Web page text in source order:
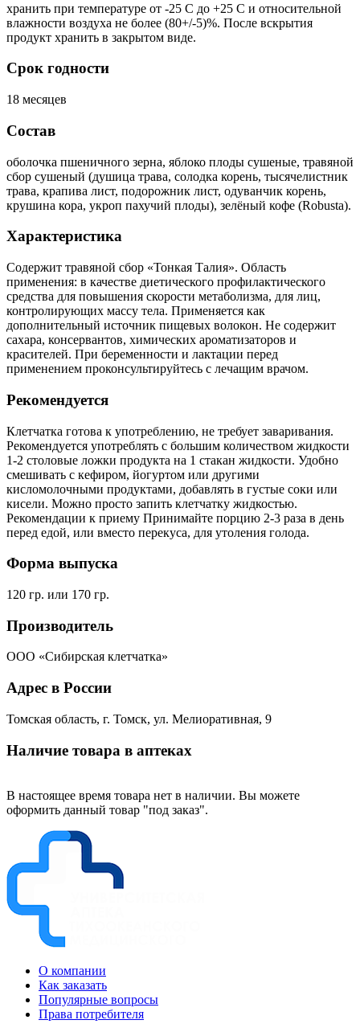
хранить при температуре от -25 С до +25 С и относительной
влажности воздуха не более (80+/-5)%. После вскрытия
продукт хранить в закрытом виде.
Срок годности
18 месяцев
Состав
оболочка пшеничного зерна, яблоко плоды сушеные, травяной
сбор сушеный (душица трава, солодка корень, тысячелистник
трава, крапива лист, подорожник лист, одуванчик корень,
крушина кора, укроп пахучий плоды), зелёный кофе (Robusta).
Характеристика
Содержит травяной сбор «Тонкая Талия». Область
применения: в качестве диетического профилактического
средства для повышения скорости метаболизма, для лиц,
контролирующих массу тела. Применяется как
дополнительный источник пищевых волокон. Не содержит
сахара, консервантов, химических ароматизаторов и
красителей. При беременности и лактации перед
применением проконсультируйтесь с лечащим врачом.
Рекомендуется
Клетчатка готова к употреблению, не требует заваривания.
Рекомендуется употреблять с большим количеством жидкости
1-2 столовые ложки продукта на 1 стакан жидкости. Удобно
смешивать с кефиром, йогуртом или другими
кисломолочными продуктами, добавлять в густые соки или
кисели. Можно просто запить клетчатку жидкостью.
Рекомендации к приему Принимайте порцию 2-3 раза в день
перед едой, или вместо перекуса, для утоления голода.
Форма выпуска
120 гр. или 170 гр.
Производитель
ООО «Сибирская клетчатка»
Адрес в России
Томская область, г. Томск, ул. Мелиоративная, 9
Наличие товара в аптеках
В настоящее время товара нет в наличии. Вы можете
оформить данный товар "под заказ".
О компании
Как заказать
Популярные вопросы
Права потребителя